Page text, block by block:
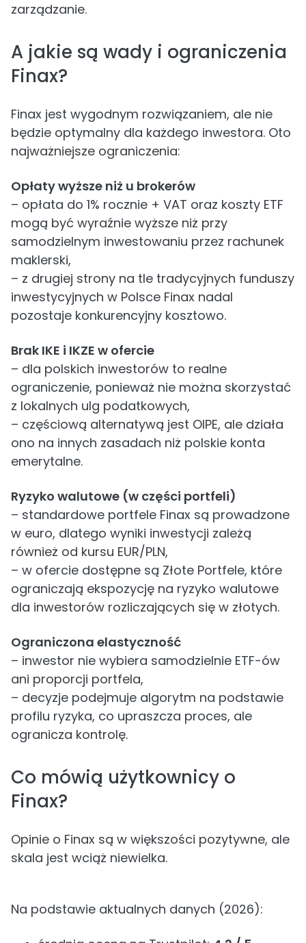
zarządzanie.
A jakie są wady i ograniczenia
Finax?
Finax jest wygodnym rozwiązaniem, ale nie
będzie optymalny dla każdego inwestora. Oto
najważniejsze ograniczenia:
Opłaty wyższe niż u brokerów
– opłata do 1% rocznie + VAT oraz koszty ETF
mogą być wyraźnie wyższe niż przy
samodzielnym inwestowaniu przez rachunek
maklerski,
– z drugiej strony na tle tradycyjnych funduszy
inwestycyjnych w Polsce Finax nadal
pozostaje konkurencyjny kosztowo.
Brak IKE i IKZE w ofercie
– dla polskich inwestorów to realne
ograniczenie, ponieważ nie można skorzystać
z lokalnych ulg podatkowych,
– częściową alternatywą jest OIPE, ale działa
ono na innych zasadach niż polskie konta
emerytalne.
Ryzyko walutowe (w części portfeli)
– standardowe portfele Finax są prowadzone
w euro, dlatego wyniki inwestycji zależą
również od kursu EUR/PLN,
– w ofercie dostępne są Złote Portfele, które
ograniczają ekspozycję na ryzyko walutowe
dla inwestorów rozliczających się w złotych.
Ograniczona elastyczność
– inwestor nie wybiera samodzielnie ETF-ów
ani proporcji portfela,
– decyzje podejmuje algorytm na podstawie
profilu ryzyka, co upraszcza proces, ale
ogranicza kontrolę.
Co mówią użytkownicy o
Finax?
Opinie o Finax są w większości pozytywne, ale
skala jest wciąż niewielka.
Na podstawie aktualnych danych (2026):